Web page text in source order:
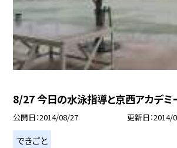
8/27 今日の水泳指導と京西アカデ
公開日 2014/08/27 更新日 2014/
できごと